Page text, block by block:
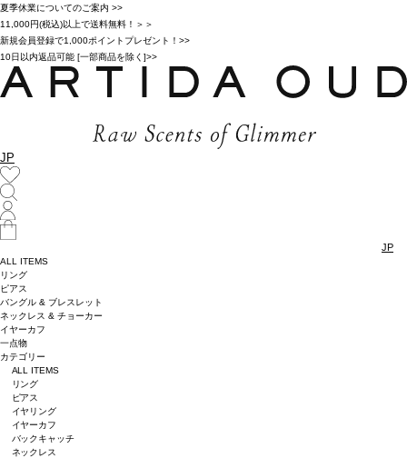
夏季休業についてのご案内 >>
11,000円(税込)以上で送料無料！＞＞
新規会員登録で1,000ポイントプレゼント！>>
10日以内返品可能 [一部商品を除く]>>
JP
JP
ALL ITEMS
リング
ピアス
バングル & ブレスレット
ネックレス & チョーカー
イヤーカフ
一点物
カテゴリー
ALL ITEMS
リング
ピアス
イヤリング
イヤーカフ
バックキャッチ
ネックレス